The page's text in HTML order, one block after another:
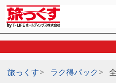
旅っくす ラク得パック